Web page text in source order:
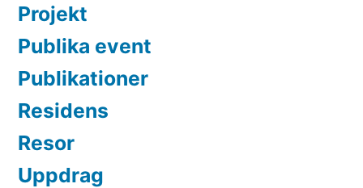
Projekt
Publika event
Publikationer
Residens
Resor
Uppdrag